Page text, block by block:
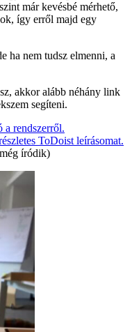
már kevésbé mérhető,
így erről majd egy
ha nem tudsz elmenni, a
akkor alább néhány link
segíteni.
rendszerről.
ToDoist leírásomat.
íródik)